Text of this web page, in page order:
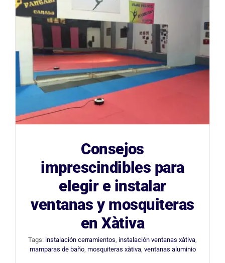
Consejos
imprescindibles para
elegir e instalar
ventanas y mosquiteras
en Xàtiva
Tags: instalación cerramientos instalación ventanas xàtiva
mamparas de baño, mosquiteras xàtiva, ventanas aluminio